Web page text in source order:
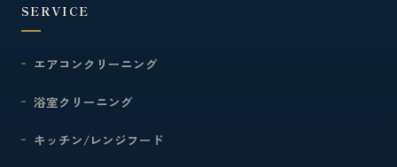
SERVICE
エアコンクリーニング
浴室クリーニング
キッチン/レンジフード